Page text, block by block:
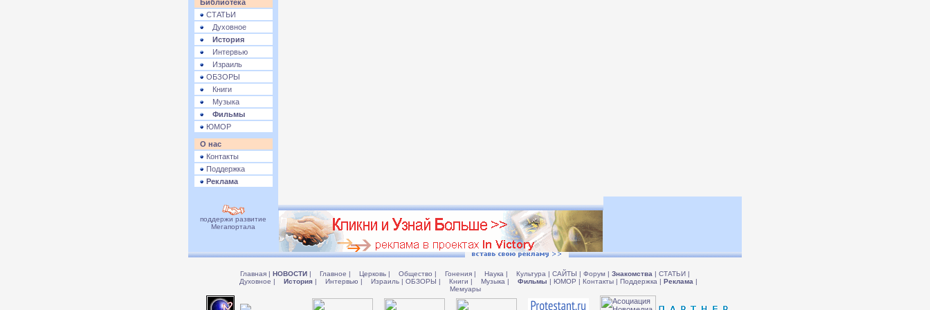
Библиотека
СТАТЬИ
Духовное
История
Интервью
Израиль
ОБЗОРЫ
Книги
Музыка
Фильмы
ЮМОР
О нас
Контакты
Поддержка
Реклама
поддержи развитие
Мегапортала
Главная | НОВОСТИ | Главное | Церковь | Общество | Гонения | Наука | Культура | САЙТЫ | Форум | Знакомства | СТАТЬИ |
Духовное | История | Интервью | Израиль | ОБЗОРЫ | Книги | Музыка | Фильмы | ЮМОР | Контакты | Поддержка | Реклама |
Мемуары